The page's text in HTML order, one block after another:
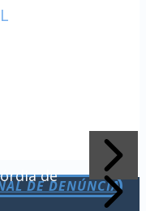
DE DENÚNCIA
de